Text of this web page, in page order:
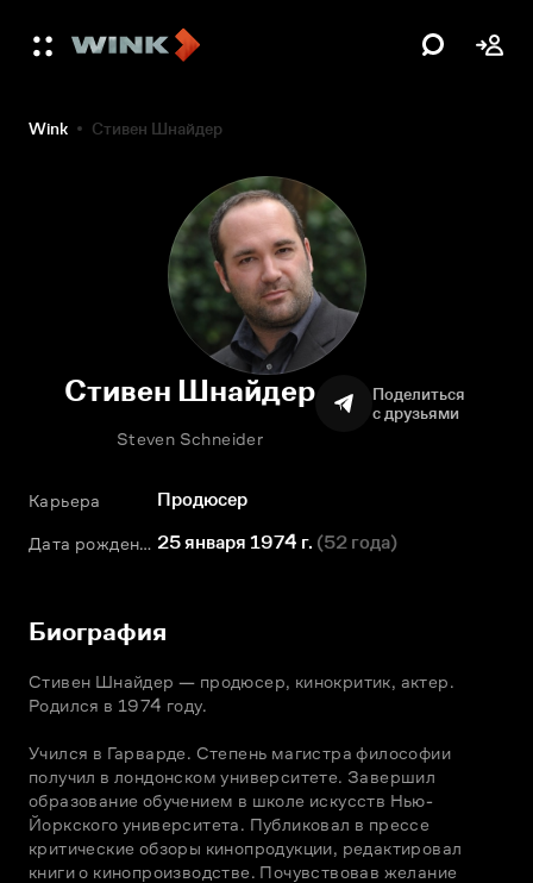
Wink Стивен Шнайдер
Стивен Шнайдер
Steven Schneider
Поделиться
с друзьями
Карьера Продюсер
Дата рождения 25 января 1974 г. (52 года)
Биография
Стивен Шнайдер — продюсер, кинокритик, актер.
Родился в 1974 году.
Учился в Гарварде. Степень магистра философии
получил в лондонском университете. Завершил
образование обучением в школе искусств Нью-
Йоркского университета. Публиковал в прессе
критические обзоры кинопродукции, редактировал
книги о кинопроизводстве. Почувствовав желание